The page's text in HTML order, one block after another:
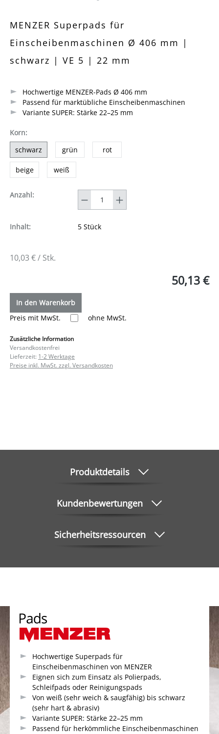
MENZER Superpads für
Einscheibenmaschinen Ø 406 mm |
schwarz | VE 5 | 22 mm
Hochwertige MENZER-Pads Ø 406 mm
Passend für marktübliche Einscheibenmaschinen
Variante SUPER: Stärke 22–25 mm
Kornauswählen
:
schwarz
grün rot
beige weiß
Anzahl:
Inhalt: 5 Stück
10,03 € / Stk.
50,13 €
In den Warenkorb
Preis mit MwSt.
ohne MwSt.
Zusätzliche Information
Versandkostenfrei
Lieferzeit: 1-2 Werktage
Preise inkl. MwSt. zzgl. Versandkosten
Produktdetails
Kundenbewertungen
Sicherheitsressourcen
Hochwertige Superpads für
Einscheibenmaschinen von MENZER
Eignen sich zum Einsatz als Polierpads,
Schleifpads oder Reinigungspads
Von weiß (sehr weich & saugfähig) bis schwarz
(sehr hart & abrasiv)
Variante SUPER: Stärke 22–25 mm
Passend für herkömmliche Einscheibenmaschinen